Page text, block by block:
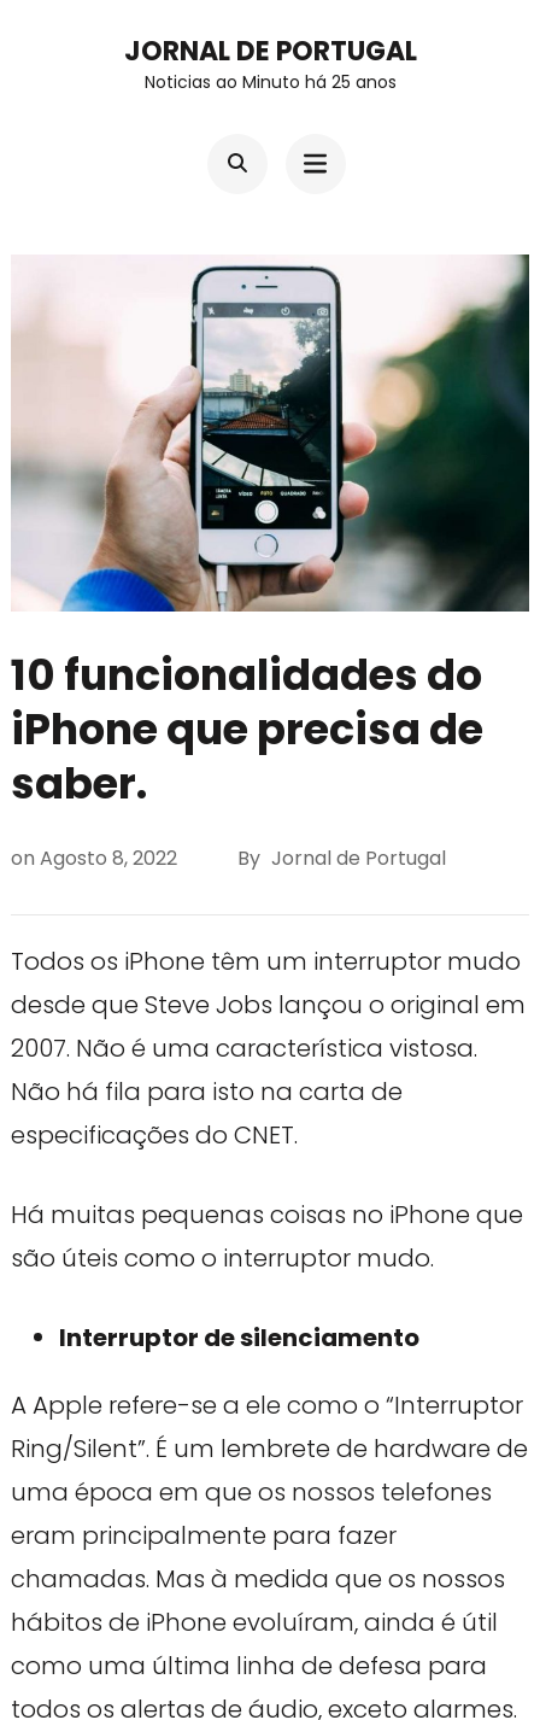
JORNAL DE PORTUGAL
Noticias ao Minuto há 25 anos
10 funcionalidades do
iPhone que precisa de
saber.
on Agosto 8, 2022 By Jornal de Portugal
Todos os iPhone têm um interruptor mudo
desde que Steve Jobs lançou o original em
2007. Não é uma característica vistosa.
Não há fila para isto na carta de
especificações do CNET.
Há muitas pequenas coisas no iPhone que
são úteis como o interruptor mudo.
Interruptor de silenciamento
A Apple refere-se a ele como o “Interruptor
Ring/Silent”. É um lembrete de hardware de
uma época em que os nossos telefones
eram principalmente para fazer
chamadas. Mas à medida que os nossos
hábitos de iPhone evoluíram, ainda é útil
como uma última linha de defesa para
todos os alertas de áudio, exceto alarmes.